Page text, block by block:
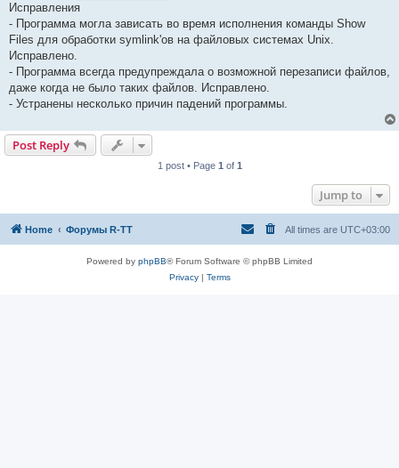
Исправления
- Программа могла зависать во время исполнения команды Show
Files для обработки symlink'ов на файловых системах Unix.
Исправлено.
- Программа всегда предупреждала о возможной перезаписи файлов,
даже когда не было таких файлов. Исправлено.
- Устранены несколько причин падений программы.
Post Reply
1 post • Page 1 of 1
Jump to
Home Форумы R-TT All times are UTC+03:00
Powered by phpBB® Forum Software © phpBB Limited
Privacy| Terms